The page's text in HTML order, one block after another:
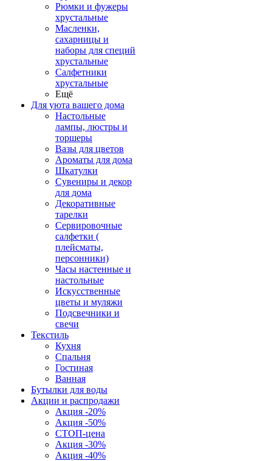
Рюмки и фужеры
хрустальные
Масленки,
сахарницы и
наборы для специй
хрустальные
Салфетники
хрустальные
Ещё
Для уюта вашего дома
Настольные
лампы, люстры и
торшеры
Вазы для цветов
Ароматы для дома
Шкатулки
Сувениры и декор
для дома
Декоративные
тарелки
Сервировочные
салфетки (
плейсматы,
персонники)
Часы настенные и
настольные
Искусственные
цветы и муляжи
Подсвечники и
свечи
Текстиль
Кухня
Спальня
Гостиная
Ванная
Бутылки для воды
Акции и распродажи
Акция -20%
Акция -50%
СТОП-цена
Акция -30%
Акция -40%